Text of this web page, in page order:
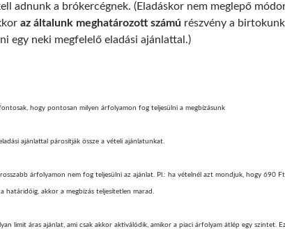
adnunk a brókercégnek. (Eladáskor nem meglepő
az általunk meghatározott számú részvény a
egy neki megfelelő eladási ajánlattal.)
hogy pontosan milyen árfolyamon fog teljesülni a megbízásunk
ajánlattal párosítják össze a vételi ajánlatunkat.
árfolyamon nem fog teljesülni az ajánlat. Pl.: ha vételnél azt mondjuk, hogy 690
határidőig, akkor a megbízás teljesítetlen marad.
limit áras ajánlat, ami csak akkor aktiválódik, amikor a piaci árfolyam átlép egy szintet.